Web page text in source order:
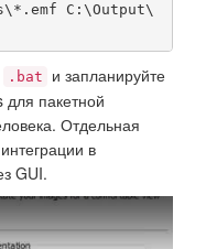
C:\Output\
.bat
и запланируйте
пакетной
Отдельная
в
GUI.